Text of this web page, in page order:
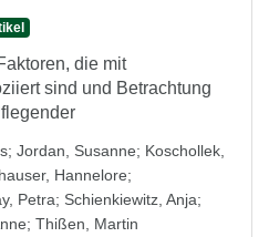
die mit
sind und Betrachtung
; Jordan, Susanne; Koschollek,
Hannelore;
Petra; Schienkiewitz, Anja;
; Thißen, Martin